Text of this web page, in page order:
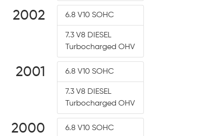
2002 6.8 V10 SOHC
7.3 V8 DIESEL
Turbocharged OHV
2001 6.8 V10 SOHC
7.3 V8 DIESEL
Turbocharged OHV
2000 6.8 V10 SOHC